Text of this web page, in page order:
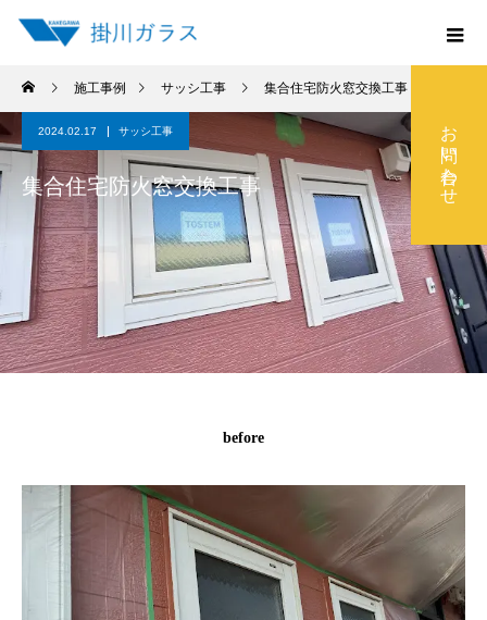
お問い合わせ
施工事例 サッシ工事 集合住宅防火窓交換工事
2024.02.17 サッシ工事
集合住宅防火窓交換工事
before